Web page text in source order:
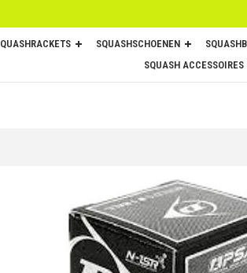
SQUASHSCHOENEN
SQUASH ACCESSOIRES